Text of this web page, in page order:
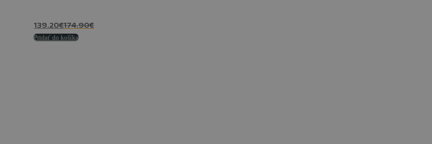
139.20€174.90€
Pridať do košíka